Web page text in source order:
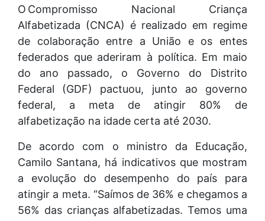
O Compromisso Nacional Criança
Alfabetizada (CNCA) é realizado em regime
de colaboração entre a União e os entes
federados que aderiram à política. Em maio
do ano passado, o Governo do Distrito
Federal (GDF) pactuou, junto ao governo
federal, a meta de atingir 80% de
alfabetização na idade certa até 2030.
De acordo com o ministro da Educação,
Camilo Santana, há indicativos que mostram
a evolução do desempenho do país para
atingir a meta. “Saímos de 36% e chegamos a
56% das crianças alfabetizadas. Temos uma